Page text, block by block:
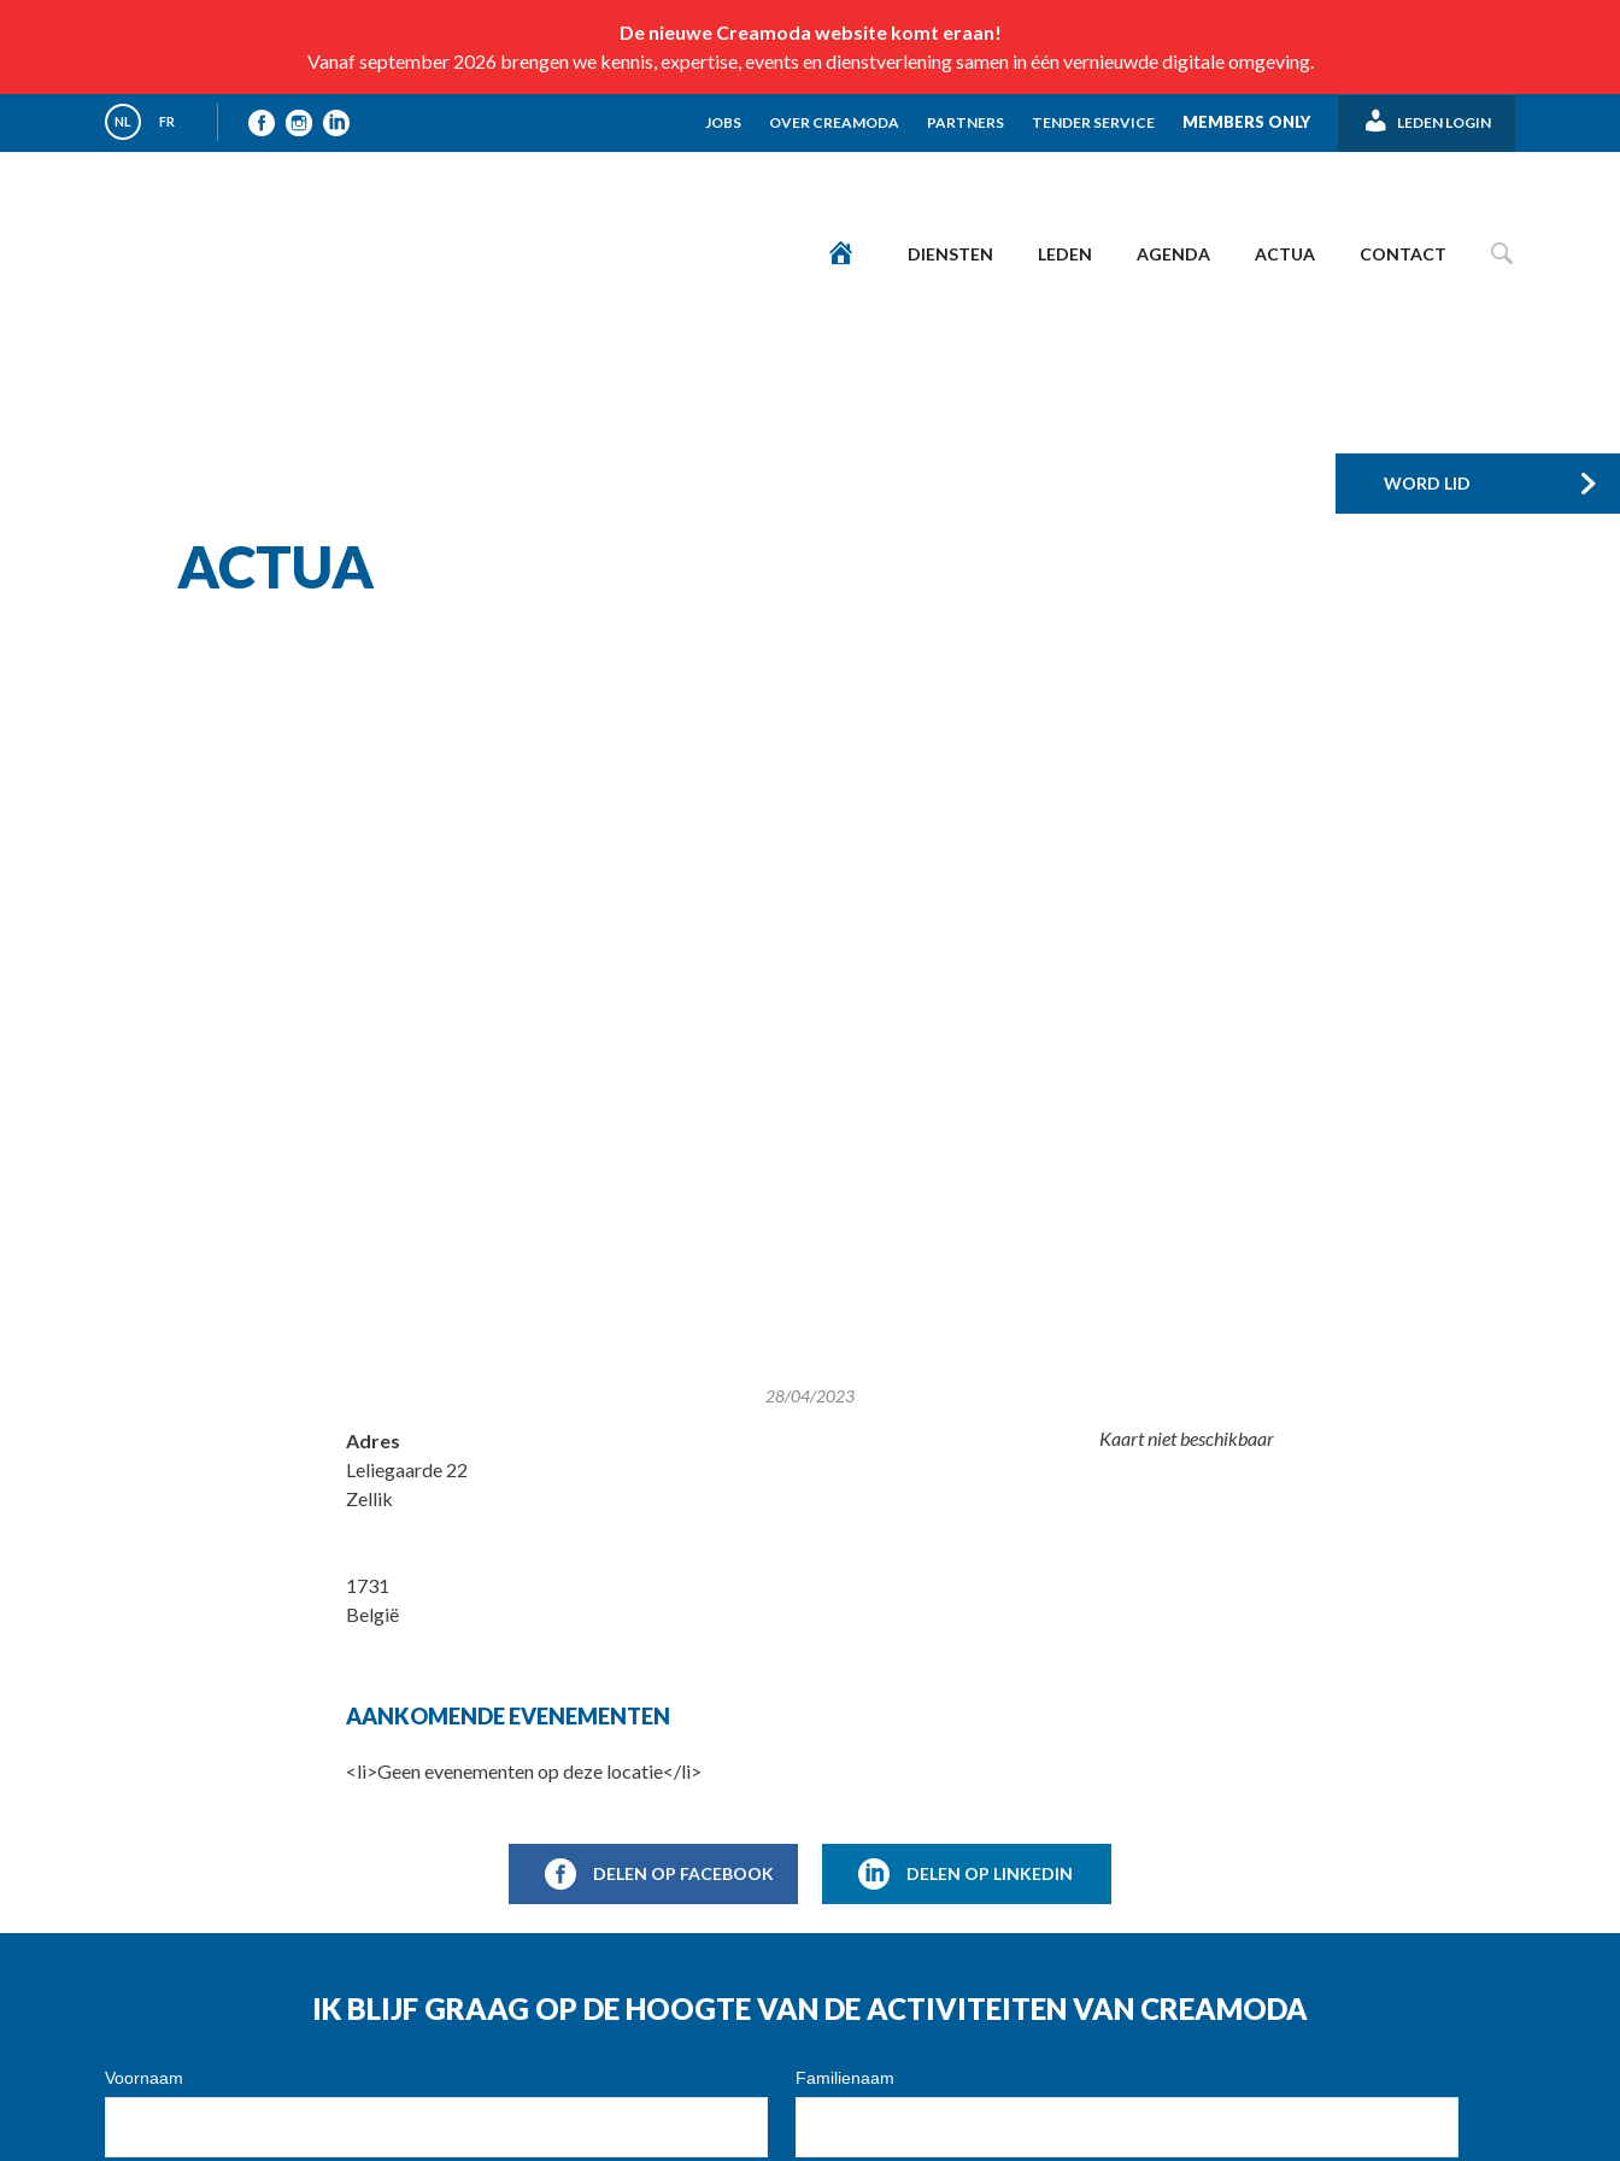
De nieuwe Creamoda website komt eraan!
Vanaf september 2026 brengen we kennis, expertise, events en dienstverlening samen in één vernieuwde digitale omgeving.
NL FR JOBS OVER CREAMODA PARTNERS TENDER SERVICE MEMBERS ONLY LEDEN LOGIN
DIENSTEN LEDEN AGENDA ACTUA CONTACT
WORD LID
ACTUA
28/04/2023
Kaart niet beschikbaar
Adres
Leliegaarde 22
Zellik
1731
België
AANKOMENDE EVENEMENTEN
<li>Geen evenementen op deze locatie</li>
DELEN OP FACEBOOK DELEN OP LINKEDIN
IK BLIJF GRAAG OP DE HOOGTE VAN DE ACTIVITEITEN VAN CREAMODA
Voornaam Familienaam